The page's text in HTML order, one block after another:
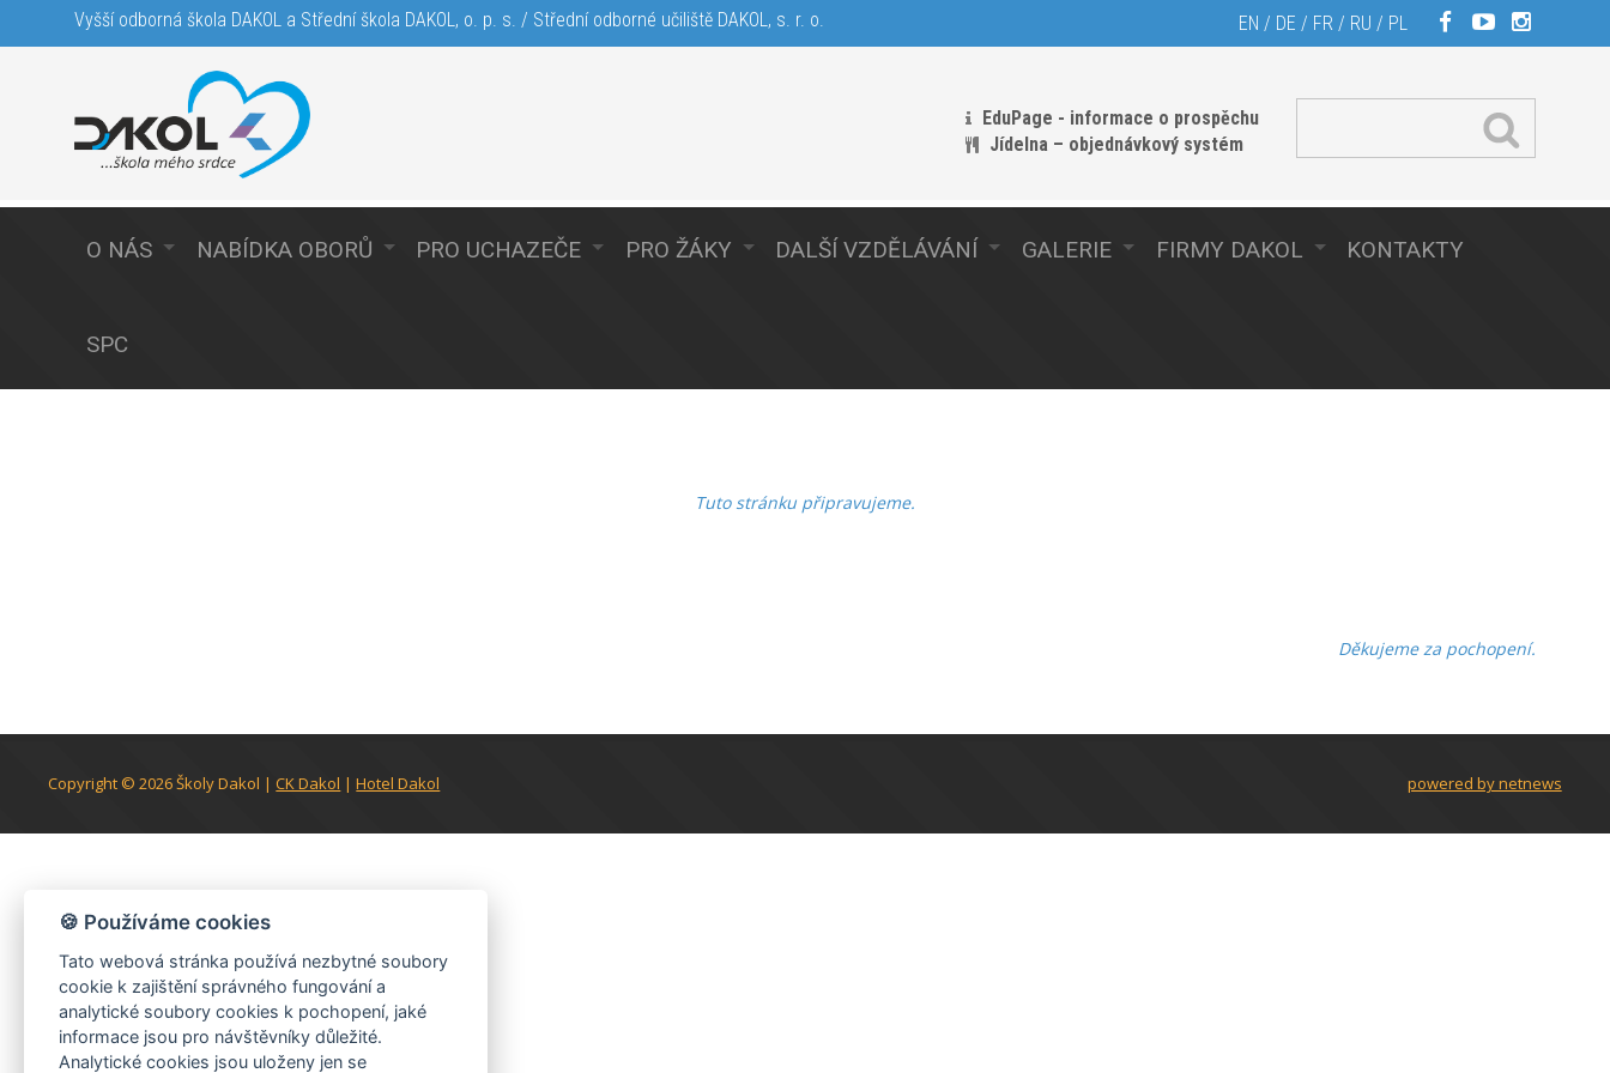
Vyšší odborná škola DAKOL a Střední škola DAKOL, o. p. s. / Střední odborné učiliště DAKOL, s. r. o. EN / DE / FR / RU / PL
EduPage - informace o prospěchu
Jídelna – objednávkový systém
O NÁS NABÍDKA OBORŮ PRO UCHAZEČE PRO ŽÁKY DALŠÍ VZDĚLÁVÁNÍ GALERIE FIRMY DAKOL KONTAKTY
SPC
Tuto stránku připravujeme.
Děkujeme za pochopení.
Copyright © 2026Školy Dakol |CK Dakol |Hotel Dakol powered by netnews
🍪 Používáme cookies
Tato webová stránka používá nezbytné soubory
cookie k zajištění správného fungování a
analytické soubory cookies k pochopení, jaké
informace jsou pro návštěvníky důležité.
Analytické cookies jsou uloženy jen se